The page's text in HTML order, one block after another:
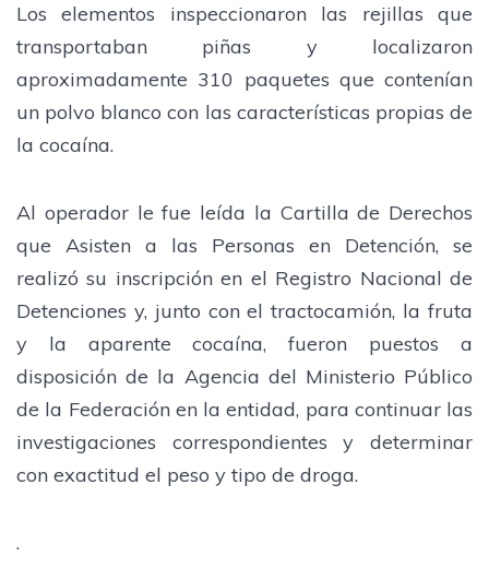
Los elementos inspeccionaron las rejillas que
transportaban piñas y localizaron
aproximadamente 310 paquetes que contenían
un polvo blanco con las características propias de
la cocaína.
Al operador le fue leída la Cartilla de Derechos
que Asisten a las Personas en Detención, se
realizó su inscripción en el Registro Nacional de
Detenciones y, junto con el tractocamión, la fruta
y la aparente cocaína, fueron puestos a
disposición de la Agencia del Ministerio Público
de la Federación en la entidad, para continuar las
investigaciones correspondientes y determinar
con exactitud el peso y tipo de droga.
.